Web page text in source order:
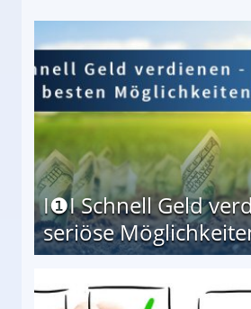
I❶I Schnell Geld
seriöse